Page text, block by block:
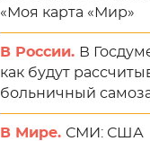
«Моя карта «Мир»
В России. В
как будут
больничный
В Мире. СМИ: США